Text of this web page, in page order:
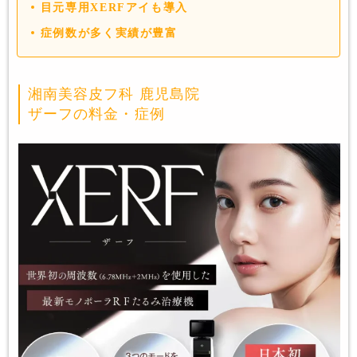
目元専用XERFアイも導入
症例数が多く実績が豊富
湘南美容皮フ科 鹿児島院
ザーフの料金・症例